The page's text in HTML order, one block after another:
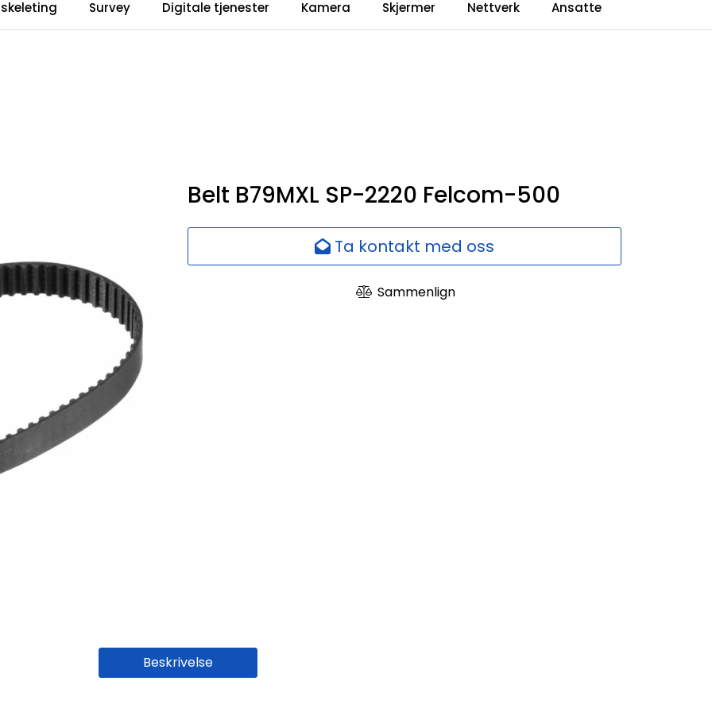
Language Sammenlign
0
Forhandlerweb
Survey Digitale tjenester Kamera Skjermer Nettverk Ansatte
Belt B79MXL SP-2220 Felcom-500
Ta kontakt med oss
Sammenlign
Beskrivelse